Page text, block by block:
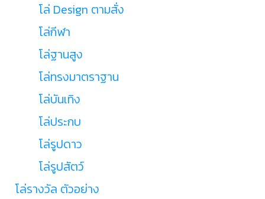
โล่ Design ตามสั่ง
โล่กีฬา
โล่ฐานสูง
โล่ทรงมาตราฐาน
โล่บันเทิง
โล่ประกบ
โล่รูปดาว
โล่รูปสัตว์
โล่รางวัล ตัวอย่าง